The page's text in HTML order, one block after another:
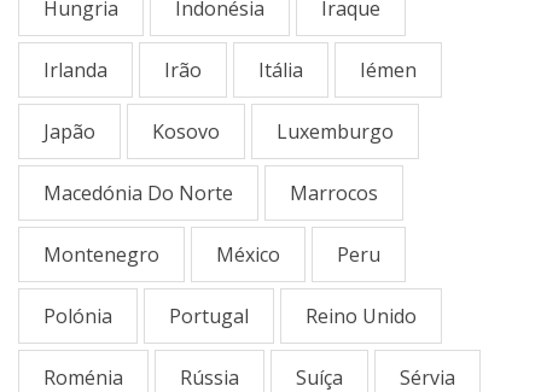
Hungria Indonésia Iraque
Irlanda Irão Itália Iémen
Japão Kosovo Luxemburgo
Macedónia Do Norte Marrocos
Montenegro México Peru
Polónia Portugal Reino Unido
Roménia Rússia Suíça Sérvia